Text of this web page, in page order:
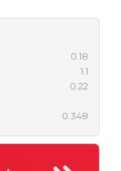
0.18
1.1
0.22
0.348